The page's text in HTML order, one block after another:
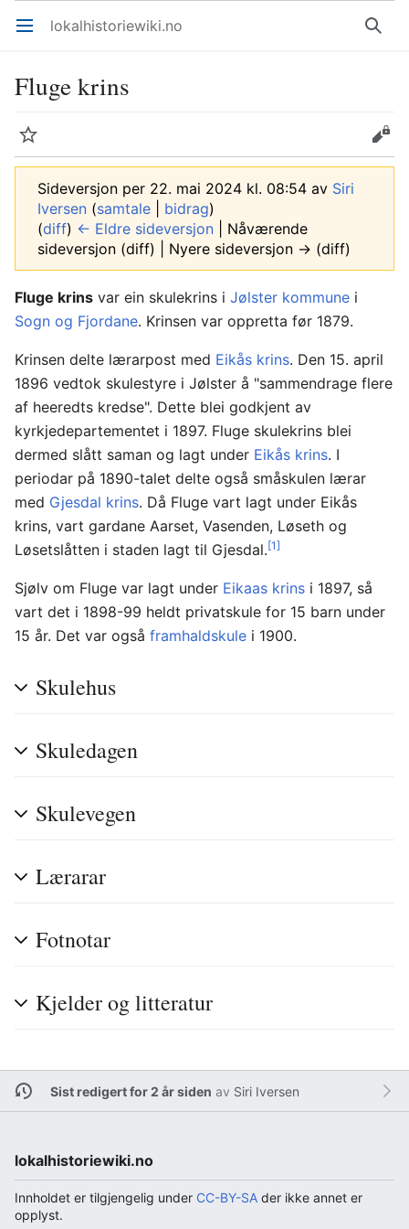
Åpne hovedmenyen lokalhistoriewiki.no Søk
Fluge krins
Overvåk Rediger
Sideversjon per 22. mai 2024 kl. 08:54 av Siri
Iversen (samtale bidrag)
(diff) ← Eldre sideversjon | Nåværende
sideversjon (diff) | Nyere sideversjon → (diff)
Fluge krins var ein skulekrins i Jølster kommune i
Sogn og Fjordane. Krinsen var oppretta før 1879.
Krinsen delte lærarpost med Eikås krins. Den 15. april
1896 vedtok skulestyre i Jølster å "sammendrage flere
af heeredts kredse". Dette blei godkjent av
kyrkjedepartementet i 1897. Fluge skulekrins blei
dermed slått saman og lagt under Eikås krins. I
periodar på 1890-talet delte også småskulen lærar
med Gjesdal krins. Då Fluge vart lagt under Eikås
krins, vart gardane Aarset, Vasenden, Løseth og
Løsetslåtten i staden lagt til Gjesdal.[1]
Sjølv om Fluge var lagt under Eikaas krins i 1897, så
vart det i 1898-99 heldt privatskule for 15 barn under
15 år. Det var også framhaldskule i 1900.
Skulehus
Skuledagen
Skulevegen
Lærarar
Fotnotar
Kjelder og litteratur
Sist redigert for 2 år siden av Siri Iversen
lokalhistoriewiki.no
Innholdet er tilgjengelig under CC-BY-SA der ikke annet er
opplyst.